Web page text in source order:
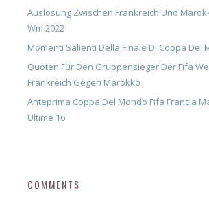
Auslosung Zwischen Frankreich Und
Wm 2022
Momenti Salienti Della Finale Di Coppa Del
Quoten Für Den Gruppensieger Der Fifa
Frankreich Gegen Marokko
Anteprima Coppa Del Mondo Fifa Francia
Ultime 16
COMMENTS